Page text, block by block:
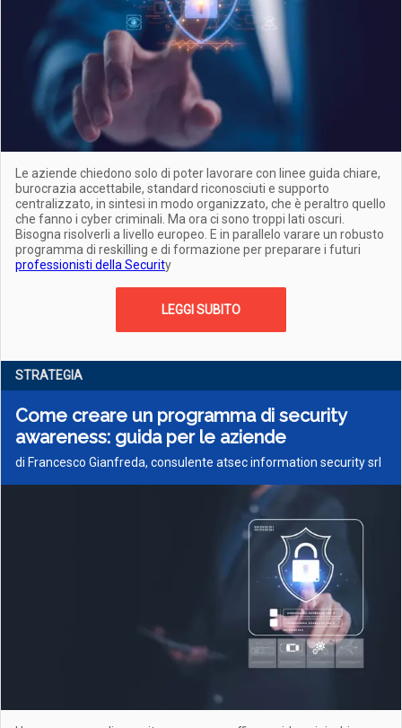
Le aziende chiedono solo di poter lavorare con linee guida chiare,
burocrazia accettabile, standard riconosciuti e supporto
centralizzato, in sintesi in modo organizzato, che è peraltro quello
che fanno i cyber criminali. Ma ora ci sono troppi lati oscuri.
Bisogna risolverli a livello europeo. E in parallelo varare un robusto
programma di reskilling e di formazione per preparare i futuri
professionisti della Security
LEGGI SUBITO
STRATEGIA
Come creare un programma di security
awareness: guida per le aziende
di Francesco Gianfreda, consulente atsec information security srl